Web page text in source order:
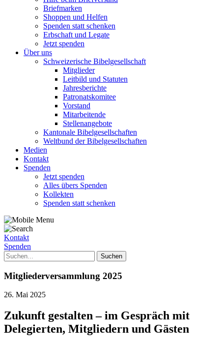
Briefmarken
Shoppen und Helfen
Spenden statt schenken
Erbschaft und Legate
Jetzt spenden
Über uns
Schweizerische Bibelgesellschaft
Mitglieder
Leitbild und Statuten
Jahresberichte
Patronatskomitee
Vorstand
Mitarbeitende
Stellenangebote
Kantonale Bibelgesellschaften
Weltbund der Bibelgesellschaften
Medien
Kontakt
Spenden
Jetzt spenden
Alles übers Spenden
Kollekten
Spenden statt schenken
Kontakt
Spenden
Mitgliederversammlung 2025
26. Mai 2025
Zukunft gestalten – im Gespräch mit
Delegierten, Mitgliedern und Gästen